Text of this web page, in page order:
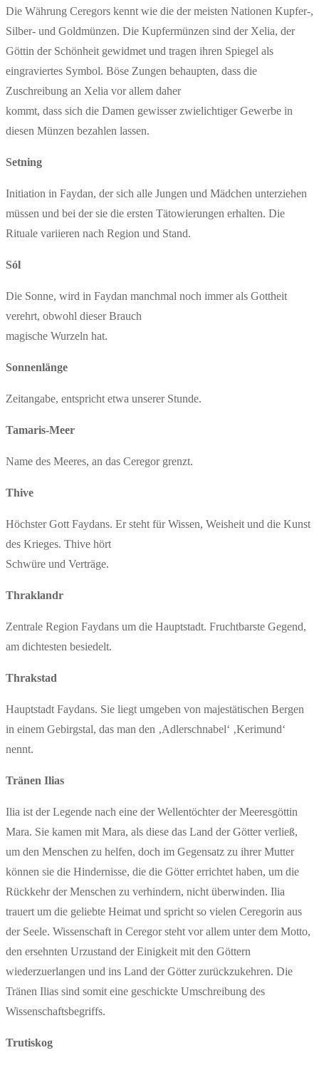
Die Währung Ceregors kennt wie die der meisten Nationen Kupfer-,
Silber- und Goldmünzen. Die Kupfermünzen sind der Xelia, der
Göttin der Schönheit gewidmet und tragen ihren Spiegel als
eingraviertes Symbol. Böse Zungen behaupten, dass die
Zuschreibung an Xelia vor allem daher
kommt, dass sich die Damen gewisser zwielichtiger Gewerbe in
diesen Münzen bezahlen lassen.
Setning
Initiation in Faydan, der sich alle Jungen und Mädchen unterziehen
müssen und bei der sie die ersten Tätowierungen erhalten. Die
Rituale variieren nach Region und Stand.
Sól
Die Sonne, wird in Faydan manchmal noch immer als Gottheit
verehrt, obwohl dieser Brauch
magische Wurzeln hat.
Sonnenlänge
Zeitangabe, entspricht etwa unserer Stunde.
Tamaris-Meer
Name des Meeres, an das Ceregor grenzt.
Thive
Höchster Gott Faydans. Er steht für Wissen, Weisheit und die Kunst
des Krieges. Thive hört
Schwüre und Verträge.
Thraklandr
Zentrale Region Faydans um die Hauptstadt. Fruchtbarste Gegend,
am dichtesten besiedelt.
Thrakstad
Hauptstadt Faydans. Sie liegt umgeben von majestätischen Bergen
in einem Gebirgstal, das man den ‚Adlerschnabel‘ ‚Kerimund‘
nennt.
Tränen Ilias
Ilia ist der Legende nach eine der Wellentöchter der Meeresgöttin
Mara. Sie kamen mit Mara, als diese das Land der Götter verließ,
um den Menschen zu helfen, doch im Gegensatz zu ihrer Mutter
können sie die Hindernisse, die die Götter errichtet haben, um die
Rückkehr der Menschen zu verhindern, nicht überwinden. Ilia
trauert um die geliebte Heimat und spricht so vielen Ceregorin aus
der Seele. Wissenschaft in Ceregor steht vor allem unter dem Motto,
den ersehnten Urzustand der Einigkeit mit den Göttern
wiederzuerlangen und ins Land der Götter zurückzukehren. Die
Tränen Ilias sind somit eine geschickte Umschreibung des
Wissenschaftsbegriffs.
Trutiskog